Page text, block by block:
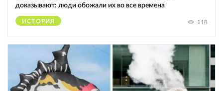
доказывают: люди обожали их во все времена
ИСТОРИЯ 118